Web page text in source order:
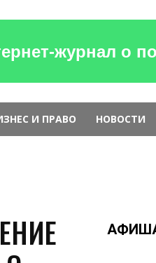
журнал о
И ПРАВО НОВОСТИ